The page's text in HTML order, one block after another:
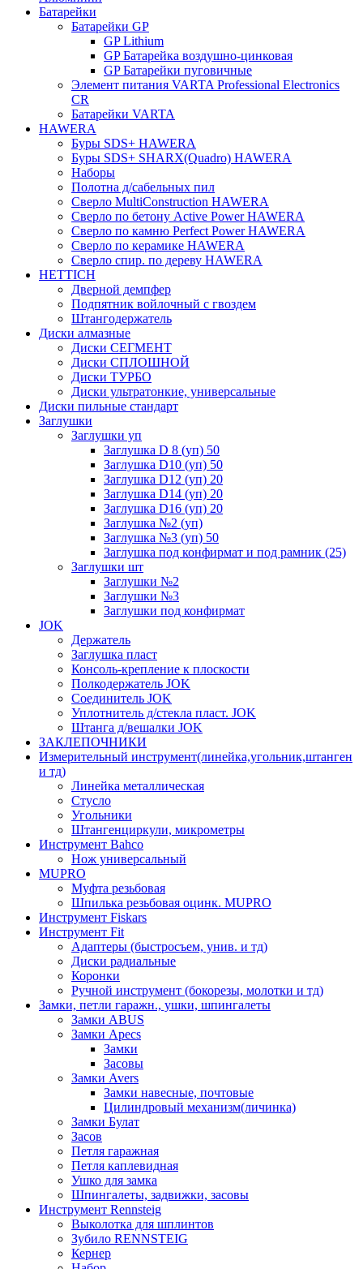
Батарейки
Батарейки GP
GP Lithium
GP Батарейка воздушно-цинковая
GP Батарейки пуговичные
Элемент питания VARTA Professional Electronics
CR
Батарейки VARTA
HAWERA
Буры SDS+ HAWERA
Буры SDS+ SHARX(Quadro) HAWERA
Наборы
Полотна д/сабельных пил
Сверло MultiConstruction HAWERA
Сверло по бетону Active Power HAWERA
Сверло по камню Perfect Power HAWERA
Сверло по керамике HAWERA
Сверло спир. по дереву HAWERA
HETTICH
Дверной демпфер
Подпятник войлочный с гвоздем
Штангодержатель
Диски алмазные
Диски СЕГМЕНТ
Диски СПЛОШНОЙ
Диски ТУРБО
Диски ультратонкие, универсальные
Диски пильные стандарт
Заглушки
Заглушки уп
Заглушка D 8 (уп) 50
Заглушка D10 (уп) 50
Заглушка D12 (уп) 20
Заглушка D14 (уп) 20
Заглушка D16 (уп) 20
Заглушка №2 (уп)
Заглушка №3 (уп) 50
Заглушка под конфирмат и под рамник (25)
Заглушки шт
Заглушки №2
Заглушки №3
Заглушки под конфирмат
JOK
Держатель
Заглушка пласт
Консоль-крепление к плоскости
Полкодержатель JOK
Соединитель JOK
Уплотнитель д/стекла пласт. JOK
Штанга д/вешалки JOK
ЗАКЛЕПОЧНИКИ
Измерительный инструмент(линейка,угольник,штанген
и тд)
Линейка металлическая
Стусло
Угольники
Штангенциркули, микрометры
Инструмент Bahco
Нож универсальный
MUPRO
Муфта резьбовая
Шпилька резьбовая оцинк. MUPRO
Инструмент Fiskars
Инструмент Fit
Адаптеры (быстросъем, унив. и тд)
Диски радиальные
Коронки
Ручной инструмент (бокорезы, молотки и тд)
Замки, петли гаражн., ушки, шпингалеты
Замки ABUS
Замки Apecs
Замки
Засовы
Замки Avers
Замки навесные, почтовые
Цилиндровый механизм(личинка)
Замки Булат
Засов
Петля гаражная
Петля каплевидная
Ушко для замка
Шпингалеты, задвижки, засовы
Инструмент Rennsteig
Выколотка для шплинтов
Зубило RENNSTEIG
Кернер